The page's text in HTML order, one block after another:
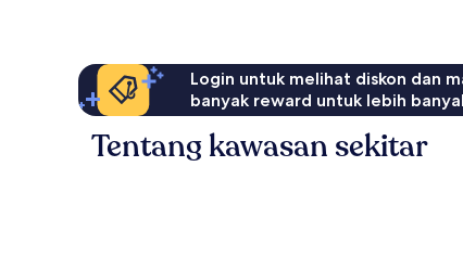
Login untuk melihat diskon dan
banyak reward untuk lebih
Tentang kawasan sekitar